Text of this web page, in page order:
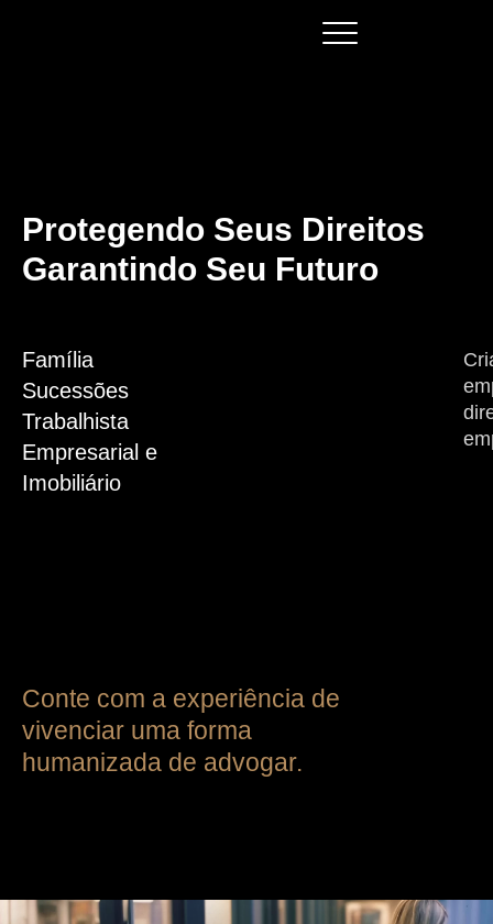
Protegendo Seus Direitos
Garantindo Seu Futuro
Família
Sucessões
Trabalhista
Empresarial e
Imobiliário
Conte com a experiência de
vivenciar uma forma
humanizada de advogar.